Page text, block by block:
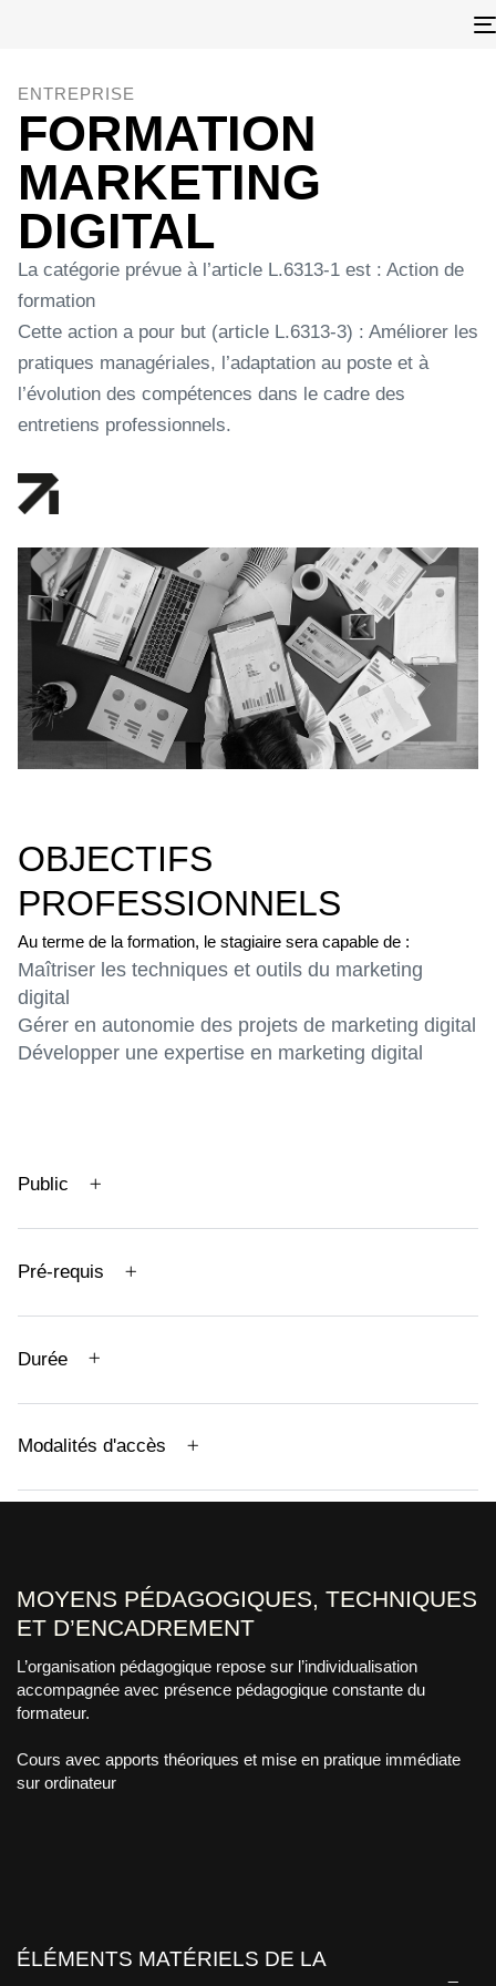
ENTREPRISE
FORMATION
MARKETING
DIGITAL
La catégorie prévue à l’article L.6313-1 est : Action de
formation
Cette action a pour but (article L.6313-3) : Améliorer les
pratiques managériales, l’adaptation au poste et à
l’évolution des compétences dans le cadre des
entretiens professionnels.
OBJECTIFS
PROFESSIONNELS
Au terme de la formation, le stagiaire sera capable de :
Maîtriser les techniques et outils du marketing
digital
Gérer en autonomie des projets de marketing digital
Développer une expertise en marketing digital
Public
Pré-requis
Durée
Modalités d'accès
MOYENS PÉDAGOGIQUES, TECHNIQUES
ET D’ENCADREMENT
L’organisation pédagogique repose sur l’individualisation
accompagnée avec présence pédagogique constante du
formateur.
Cours avec apports théoriques et mise en pratique immédiate
sur ordinateur
ÉLÉMENTS MATÉRIELS DE LA